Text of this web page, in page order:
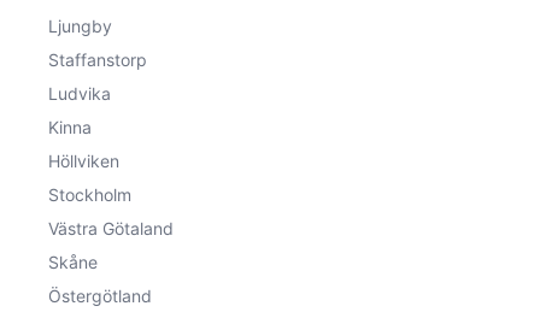
Ljungby
Staffanstorp
Ludvika
Kinna
Höllviken
Stockholm
Västra Götaland
Skåne
Östergötland